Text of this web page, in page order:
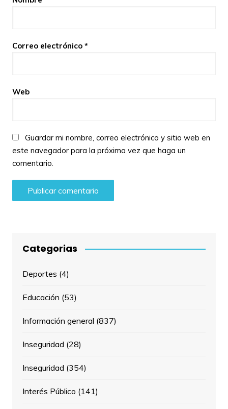
Correo electrónico *
Web
Guardar mi nombre, correo electrónico y sitio web en
este navegador para la próxima vez que haga un
comentario.
Categorias
Deportes (4)
Educación (53)
Información general (837)
Inseguridad (28)
Inseguridad (354)
Interés Público (141)